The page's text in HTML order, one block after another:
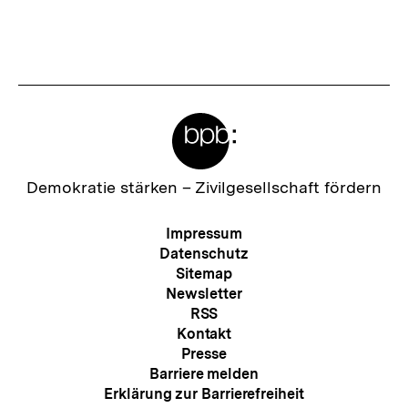
n
Zur
Demokratie stärken – Zivilgesellschaft fördern
Meta-
Navigation
Impressum
Datenschutz
Sitemap
Newsletter
RSS
Kontakt
Presse
Barriere melden
Erklärung zur Barrierefreiheit